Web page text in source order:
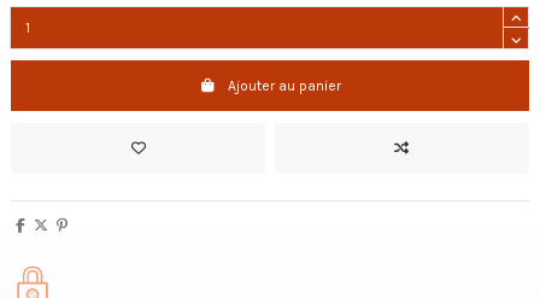
Ajouter au panier